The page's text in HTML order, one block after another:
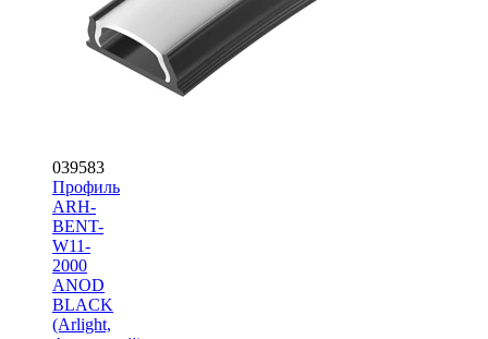
039583
Профиль
ARH-
BENT-
W11-
2000
ANOD
BLACK
(Arlight,